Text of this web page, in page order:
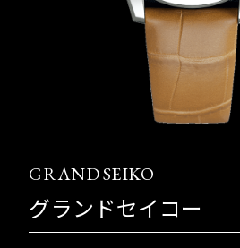
GRAND SEIKO
グランドセイコー